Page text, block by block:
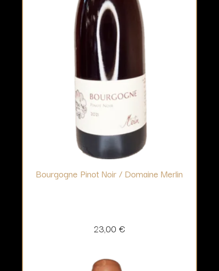
Bourgogne Pinot Noir / Domaine Merlin
23,00 €